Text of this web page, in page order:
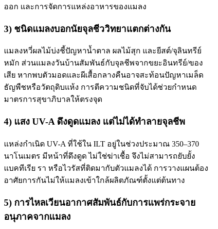
ออก และการจัดการแหล่งอาหารของแมลง
3) ชนิดแมลงบอกนัยจุลชีววิทยาแตกต่างกัน
แมลงหวี่ผลไม้บ่งชี้ปัญหาน้ำตาล ผลไม้สุก และยีสต์/จุลินทรีย์
หมัก ส่วนแมลงวันบ้านสัมพันธ์กับจุลชีพจากขยะอินทรีย์/ของ
เสีย หากพบตัวมอดและผีเสื้อกลางคืนอาจสะท้อนปัญหาเมล็ด
ธัญพืชหรือวัตถุดิบแห้ง การตีความชนิดที่จับได้ช่วยกำหนด
มาตรการสุขาภิบาลให้ตรงจุด
4) แสง UV-A ดึงดูดแมลง แต่ไม่ได้ทำลายจุลชีพ
แหล่งกำเนิด UV-A ที่ใช้ใน ILT อยู่ในช่วงประมาณ 350–370
นาโนเมตร มีหน้าที่ดึงดูด ไม่ใช่ฆ่าเชื้อ จึงไม่สามารถยับยั้ง
แบคทีเรีย รา หรือไวรัสที่ติดมากับตัวแมลงได้ การวางแผนต้อง
อาศัยการกันไม่ให้แมลงเข้าใกล้ผลิตภัณฑ์ตั้งแต่ต้นทาง
5) การไหลเวียนอากาศสัมพันธ์กับการแพร่กระจาย
อนุภาคจากแมลง